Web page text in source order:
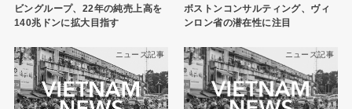
ビングループ、22年の純売上高を
140兆ドンに拡大目指す
ボストンコンサルティング、ヴィ
ンロン省の潜在性に注目
ニュース記事 ニュース記事